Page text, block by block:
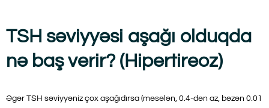
TSH səviyyəsi aşağı olduqda
nə baş verir? (Hipertireoz)
Əgər TSH səviyyəniz çox aşağıdırsa (məsələn, 0.4-dən az, bəzən 0.01